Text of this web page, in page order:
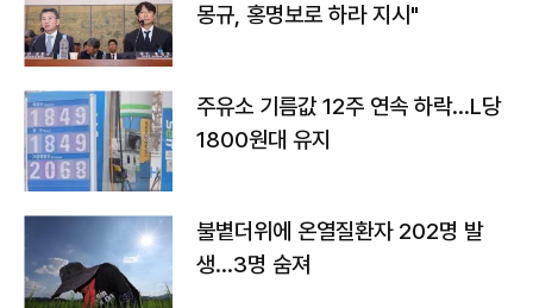
몽규, 홍명보로 하라 지시"
주유소 기름값 12주 연속 하락…L당
1800원대 유지
불볕더위에 온열질환자 202명 발
생…3명 숨져